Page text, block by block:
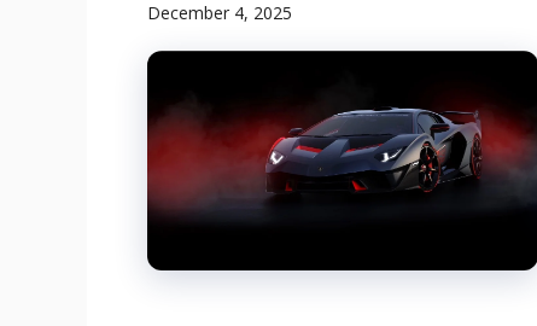
December 4, 2025